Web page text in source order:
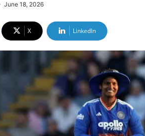
June 18, 2026
X LinkedIn